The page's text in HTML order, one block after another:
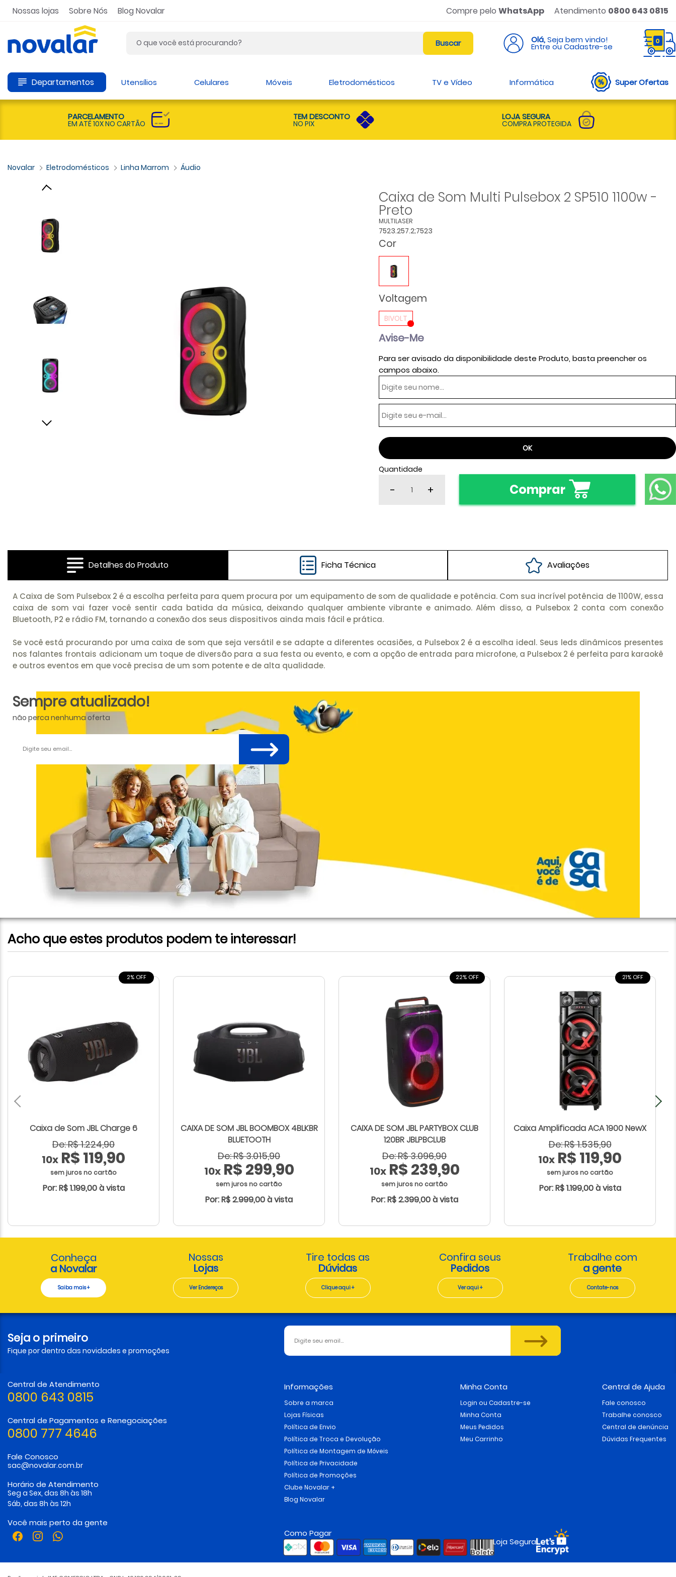
Nossas lojas Sobre Nós Blog Novalar Compre pelo WhatsApp Atendimento 0800 643 0815
Olá,Seja bem vindo!
Entre ou Cadastre-se
0
Departamentos Utensílios Celulares Móveis Eletrodomésticos TV e Vídeo Informática Super Ofertas
PARCELAMENTO
EM ATÉ 10X NO CARTÃO
TEM DESCONTO
NO PIX
LOJA SEGURA
COMPRA PROTEGIDA
Eletrodomésticos Linha Marrom Áudio
Caixa de Som Multi Pulsebox 2 SP510 1100w -
Preto
MULTILASER
7523.257.2;7523
Cor
Voltagem
BIVOLT
Avise-Me
Para ser avisado da disponibilidade deste Produto, basta preencher os
campos abaixo.
Quantidade
- + Comprar
Detalhes do Produto Ficha Técnica Avaliações
A Caixa de Som Pulsebox 2 é a escolha perfeita para quem procura por um equipamento de som de qualidade e potência. Com sua incrível potência de 1100W, essa
caixa de som vai fazer você sentir cada batida da música, deixando qualquer ambiente vibrante e animado. Além disso, a Pulsebox 2 conta com conexão
Bluetooth, P2 e rádio FM, tornando a conexão dos seus dispositivos ainda mais fácil e prática.
Se você está procurando por uma caixa de som que seja versátil e se adapte a diferentes ocasiões, a Pulsebox 2 é a escolha ideal. Seus leds dinâmicos presentes
nos falantes frontais adicionam um toque de diversão para a sua festa ou evento, e com a opção de entrada para microfone, a Pulsebox 2 é perfeita para karaokê
e outros eventos em que você precisa de um som potente e de alta qualidade.
Sempre atualizado!
não perca nenhuma oferta
Acho que estes produtos podem te interessar!
2% OFF
Caixa de Som JBL Charge 6
De: R$ 1.224,90
10x R$ 119,90
sem juros no cartão
Por: R$ 1.199,00 à vista
CAIXA DE SOM JBL BOOMBOX 4BLKBR
BLUETOOTH
De: R$ 3.015,90
10x R$ 299,90
sem juros no cartão
Por: R$ 2.999,00 à vista
22% OFF
CAIXA DE SOM JBL PARTYBOX CLUB
120BR JBLPBCLUB
De: R$ 3.096,90
10x R$ 239,90
sem juros no cartão
Por: R$ 2.399,00 à vista
21% OFF
Caixa Amplificada ACA 1900 NewX
De: R$ 1.535,90
10x R$ 119,90
sem juros no cartão
Por: R$ 1.199,00 à vista
Conheça
a Novalar
Saiba mais +
Nossas
Lojas
Ver Endereços
Tire todas as
Dúvidas
Clique aqui +
Confira seus
Pedidos
Ver aqui +
Trabalhe com
a gente
Contate-nos
Seja o primeiro
Fique por dentro das novidades e promoções
Central de Atendimento
0800 643 0815
Central de Pagamentos e Renegociações
0800 777 4646
Fale Conosco
sac@novalar.com.br
Horário de Atendimento
Seg a Sex, das 8h às 18h
Sáb, das 8h às 12h
Você mais perto da gente
Informações
Sobre a marca
Lojas Físicas
Política de Envio
Política de Troca e Devolução
Política de Montagem de Móveis
Política de Privacidade
Política de Promoções
Clube Novalar +
Blog Novalar
Minha Conta
Login ou Cadastre-se
Minha Conta
Meus Pedidos
Meu Carrinho
Central de Ajuda
Fale conosco
Trabalhe conosco
Central de denúncia
Dúvidas Frequentes
Como Pagar
Loja Segura